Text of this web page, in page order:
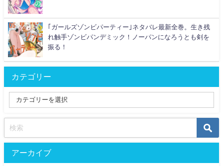
｢ガールズゾンビパーティー｣ネタバレ最新全巻。生き残
れ触手ゾンビパンデミック！ノーパンになろうとも剣を
振る！
カテゴリー
アーカイブ